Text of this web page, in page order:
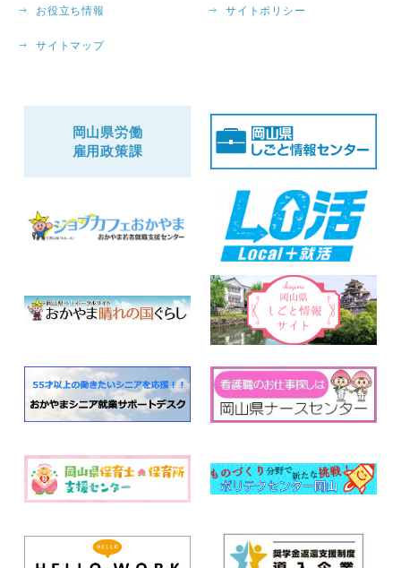
お役立ち情報 サイトポリシー
サイトマップ
岡山県労働
雇用政策課